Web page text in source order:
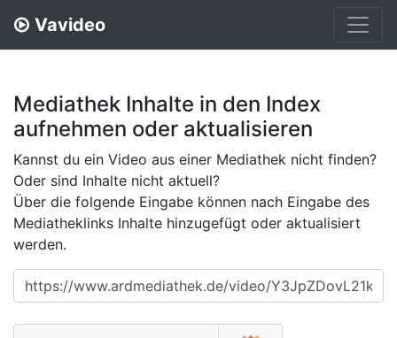
Vavideo
Mediathek Inhalte in den Index
aufnehmen oder aktualisieren
Kannst du ein Video aus einer Mediathek nicht finden?
Oder sind Inhalte nicht aktuell?
Über die folgende Eingabe können nach Eingabe des
Mediatheklinks Inhalte hinzugefügt oder aktualisiert
werden.